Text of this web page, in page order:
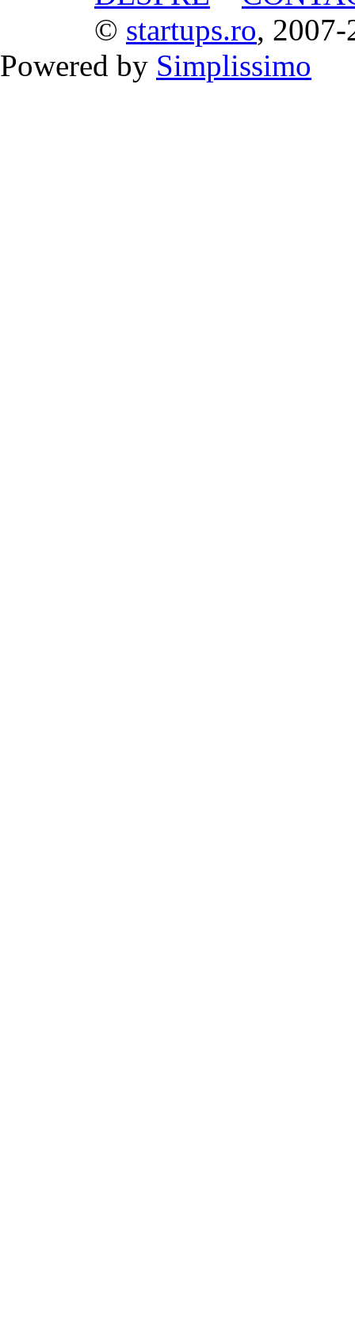
© startups.ro, 2007-
Powered by Simplissimo